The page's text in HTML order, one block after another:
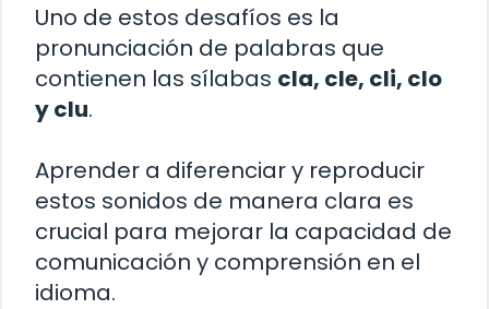
Uno de estos desafíos es la
pronunciación de palabras que
contienen las sílabas cla, cle, cli, clo
y clu.
Aprender a diferenciar y reproducir
estos sonidos de manera clara es
crucial para mejorar la capacidad de
comunicación y comprensión en el
idioma.